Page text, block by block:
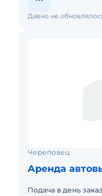
Давно не
Череповец
Аренда
Подача в день